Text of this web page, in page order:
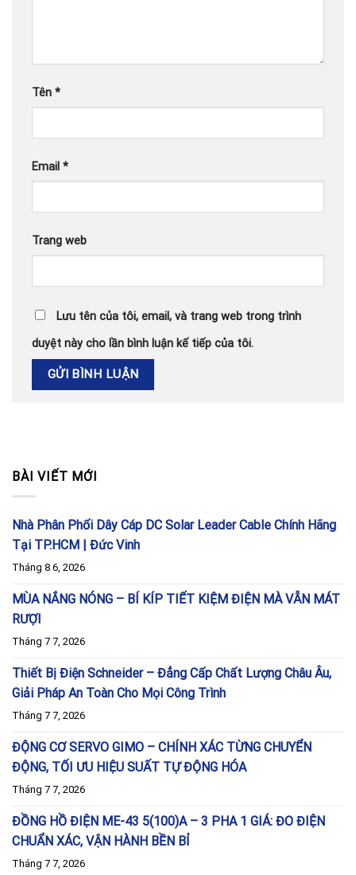
Tên *
Email *
Trang web
Lưu tên của tôi, email, và trang web trong trình
duyệt này cho lần bình luận kế tiếp của tôi.
BÀI VIẾT MỚI
Nhà Phân Phối Dây Cáp DC Solar Leader Cable Chính Hãng
Tại TP.HCM | Đức Vinh
Tháng 8 6, 2026
MÙA NẮNG NÓNG – BÍ KÍP TIẾT KIỆM ĐIỆN MÀ VẪN MÁT
RƯỢI
Tháng 7 7, 2026
Thiết Bị Điện Schneider – Đẳng Cấp Chất Lượng Châu Âu,
Giải Pháp An Toàn Cho Mọi Công Trình
Tháng 7 7, 2026
ĐỘNG CƠ SERVO GIMO – CHÍNH XÁC TỪNG CHUYỂN
ĐỘNG, TỐI ƯU HIỆU SUẤT TỰ ĐỘNG HÓA
Tháng 7 7, 2026
ĐỒNG HỒ ĐIỆN ME-43 5(100)A – 3 PHA 1 GIÁ: ĐO ĐIỆN
CHUẨN XÁC, VẬN HÀNH BỀN BỈ
Tháng 7 7, 2026